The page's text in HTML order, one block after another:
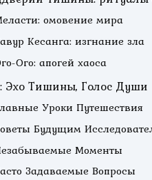
омовение мира
Кесанга: изгнание зла
Ого: апогей хаоса
Эхо Тишины, Голос Души
Уроки Путешествия
Будущим
Моменты
Задаваемые Вопросы